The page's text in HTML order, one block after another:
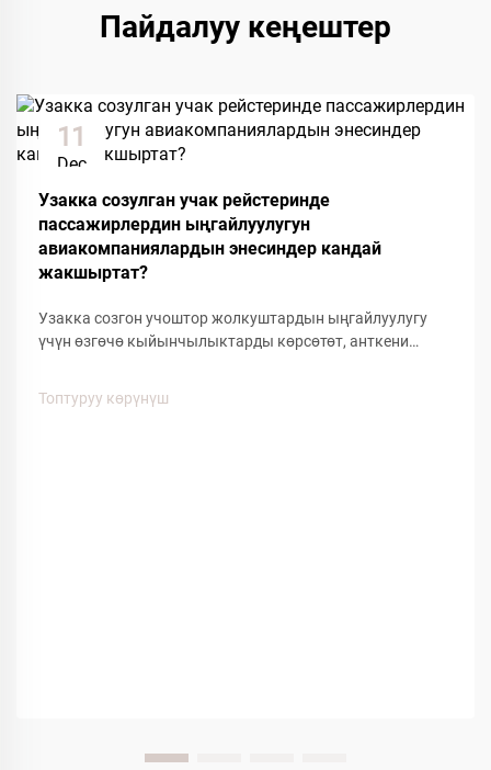
Пайдалуу кеңештер
11
Dec
Узакка созулган учак рейстеринде
пассажирлердин ыңгайлуулугун
авиакомпаниялардын энесиндер кандай
жакшыртат?
Узакка созгон учоштор жолкуштардын ыңгайлуулугу
үчүн өзгөчө кыйынчылыктарды көрсөтөт, анткени
жакшылыгына таасирин тийгизет. Авиалиниялардын
Топтуруу көрүнүш